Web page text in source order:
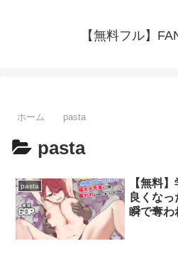
【無料フル】
ホーム pasta
pasta
pasta
【無料
良くな
瞬で奪わ